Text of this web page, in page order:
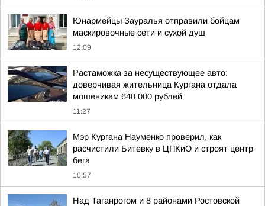
Юнармейцы Зауралья отправили бойцам
маскировочные сети и сухой душ
12:09
Растаможка за несуществующее авто:
доверчивая жительница Кургана отдала
мошеникам 640 000 рублей
11:27
Мэр Кургана Науменко проверил, как
расчистили Битевку в ЦПКиО и строят центр
бега
10:57
Над Таганрогом и 8 районами Ростовской